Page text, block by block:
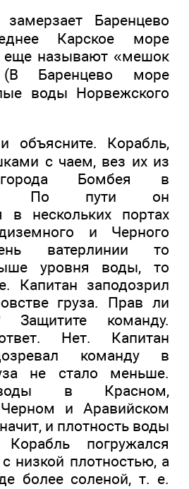
Баренцево
Карское море
еще называют «мешок
Баренцево море
воды Норвежского
объясните. Корабль,
с чаем, вез их из
города Бомбея в
По пути он
в нескольких портах
и Черного
ватерлинии то
уровня воды, то
Капитан заподозрил
груза. Прав ли
Защитите команду.
Нет. Капитан
команду в
не стало меньше.
в Красном,
и Аравийском
и плотность воды
погружался
низкой плотностью, а
более соленой, т. е.